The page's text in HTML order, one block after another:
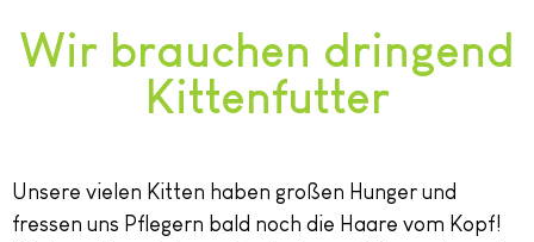
Wir brauchen dringend
Kittenfutter
Unsere vielen Kitten haben großen Hunger und
fressen uns Pflegern bald noch die Haare vom Kopf!